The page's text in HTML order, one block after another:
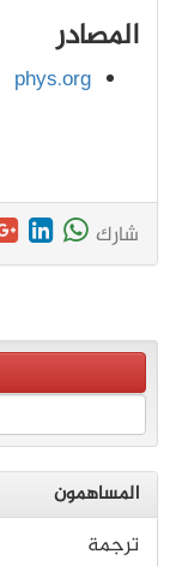
المصادر
phys.org
شارك
المساهمون
ترجمة